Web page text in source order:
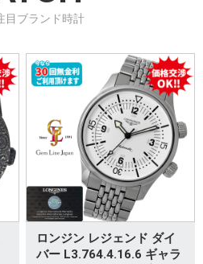
目ブランド時計
ロンジン レジェンド ダイ
バー L3.764.4.16.6 ギャラ